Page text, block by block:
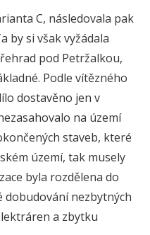
C, následovala pak
by si však vyžádala
pod Petržalkou,
Podle vítězného
dostavěno jen v
na území
staveb, které
území, tak musely
byla rozdělena do
dobudování nezbytných
a zbytku